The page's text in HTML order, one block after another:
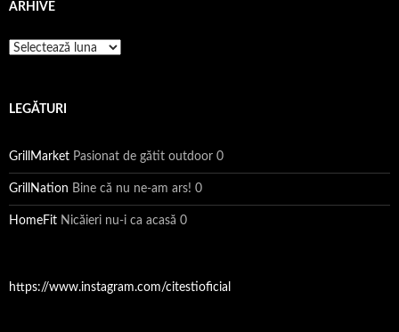
ARHIVE
Arhive
LEGĂTURI
GrillMarket Pasionat de gătit outdoor 0
GrillNation Bine că nu ne-am ars! 0
HomeFit Nicăieri nu-i ca acasă 0
https://www.instagram.com/citestioficial